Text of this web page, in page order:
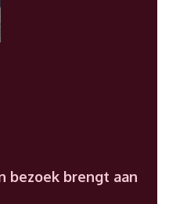
bezoek brengt aan